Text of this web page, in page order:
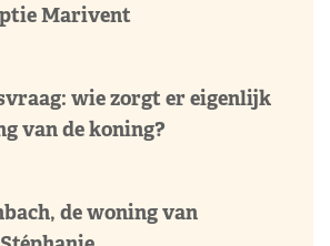
Marivent
wie zorgt er eigenlijk
van de koning?
de woning van